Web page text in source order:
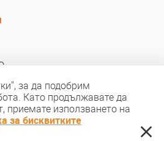
за да подобрим
Като продължавате да
приемате използването на
за бисквитките